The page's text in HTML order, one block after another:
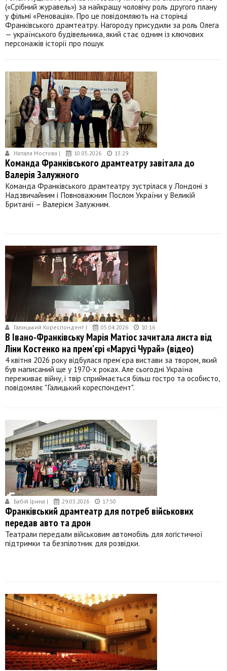
(«Срібний журавель») за найкращу чоловічу роль другого плану
у фільмі «Реновація». Про це повідомляють на сторінці
Франківського драмтеатру. Нагороду присудили за роль Олега
— українського будівельника, який стає одним із ключових
персонажів історії про пошук
Наталя Мостова | 10.05.2026 13:29
Команда Франківського драмтеатру завітала до
Валерія Залужного
Команда Франківського драмтеатру зустрілася у Лондоні з
Надзвичайним і Повноважним Послом України у Великій
Британії – Валерієм Залужним.
Галицький Кореспондент | 05.04.2026 10:16
В Івано-Франківську Марія Матіос зачитала листа від
Ліни Костенко на прем’єрі «Марусі Чурай» (відео)
4 квітня 2026 року відбулася прем’єра вистави за твором, який
був написаний ще у 1970-х роках. Але сьогодні Україна
переживає війну, і твір сприймається більш гостро та особисто,
повідомляє "Галицький кореспондент".
Бабій Ірина | 29.03.2026 17:50
Франківський драмтеатр для потреб військових
передав авто та дрон
Театрали передали військовим автомобіль для логістичної
підтримки та безпілотник для розвідки.